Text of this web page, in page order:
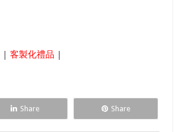
| 客製化禮品 |
Share Share